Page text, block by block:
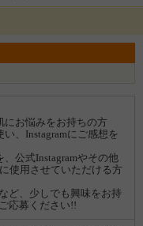
にお悩みをお持ちの方
、Instagramにご感想を
公式Instagramやその他
使用させていただける方
ど、少しでも興味をお持
応募ください!!